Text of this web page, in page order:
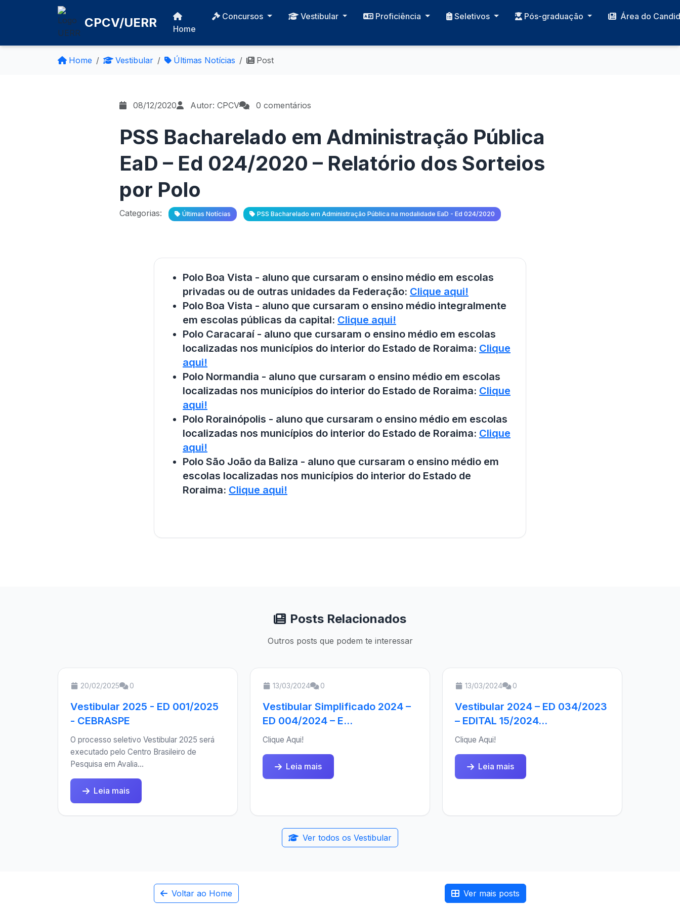
CPCV/UERR Home
Concursos Vestibular Proficiência Seletivos Pós-graduação Área do
Home Vestibular Últimas Notícias Post
08/12/2020 Autor: CPCV 0 comentários
PSS Bacharelado em Administração Pública
EaD – Ed 024/2020 – Relatório dos Sorteios
por Polo
Categorias: Últimas Notícias PSS Bacharelado em Administração Pública na modalidade EaD - Ed 024/2020
Polo Boa Vista - aluno que cursaram o ensino médio em escolas
privadas ou de outras unidades da Federação: Clique aqui!
Polo Boa Vista - aluno que cursaram o ensino médio integralmente
em escolas públicas da capital: Clique aqui!
Polo Caracaraí - aluno que cursaram o ensino médio em escolas
localizadas nos municípios do interior do Estado de Roraima: Clique
aqui!
Polo Normandia - aluno que cursaram o ensino médio em escolas
localizadas nos municípios do interior do Estado de Roraima: Clique
aqui!
Polo Rorainópolis - aluno que cursaram o ensino médio em escolas
localizadas nos municípios do interior do Estado de Roraima: Clique
aqui!
Polo São João da Baliza - aluno que cursaram o ensino médio em
escolas localizadas nos municípios do interior do Estado de
Roraima: Clique aqui!
Posts Relacionados
Outros posts que podem te interessar
20/02/2025 0
Vestibular 2025 - ED 001/2025
- CEBRASPE
O processo seletivo Vestibular 2025 será
executado pelo Centro Brasileiro de
Pesquisa em Avalia...
Leia mais
13/03/2024 0
Vestibular Simplificado 2024 –
ED 004/2024 – E...
Clique Aqui!
Leia mais
13/03/2024 0
Vestibular 2024 – ED 034/2023
– EDITAL 15/2024...
Clique Aqui!
Leia mais
Ver todos os Vestibular
Voltar ao Home Ver mais posts